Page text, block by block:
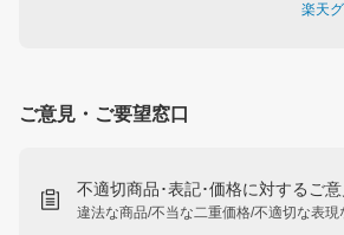
楽天
ご意見・ご要望窓口
不適切商品･表記･価格に対するご意
違法な商品/不当な二重価格/不適切な表現